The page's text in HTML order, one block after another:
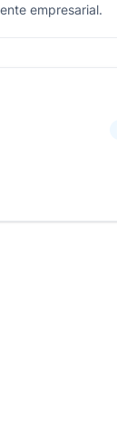
empresarial.